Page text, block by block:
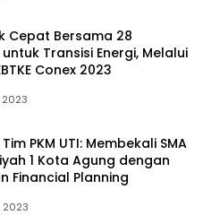
Cepat Bersama 28
Transisi Energi, Melalui
Conex 2023
2023
PKM UTI: Membekali SMA
1 Kota Agung dengan
Financial Planning
2023